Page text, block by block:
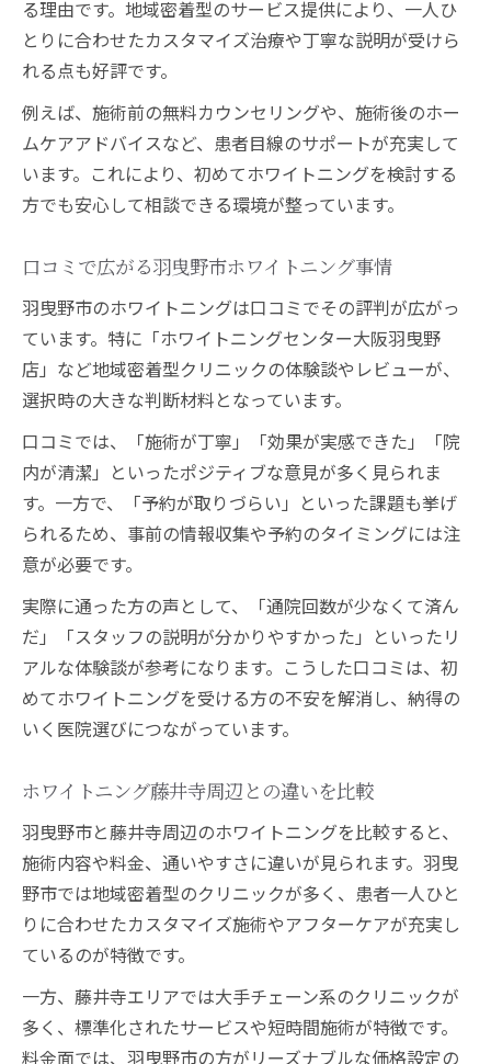
人気急上昇のホワイトニング効果を徹底検証
羽曳野市ホワイトニングの効果を徹底検証
ホワイトニングは何回で白くなる？実際の
効果
口コミに見る羽曳野市ホワイトニングの実
力
人気のホワイトニング施術法を比較解説
イント
失敗しないホワイトニング選びのポイント解説
行ってはいけない歯科医院の見極め方と注
意点
ホワイトニングで失敗しない選び方のコツ
羽曳野市で安心して受けられるホワイトニ
ング選択法
口コミでわかる信頼できるホワイトニング
医院
ホワイトニングの料金や説明の丁寧さもチ
ェック
羽曳野市のホワイトニング最新口コミ事情まと
め
羽曳野市のホワイトニング口コミ最新トレ
ンド
利用者の声から見るホワイトニング満足度
判まとめ
人気歯医者を口コミで比較したホワイトニ
ング事情
羽曳野市と藤井寺のホワイトニングレビュ
ー分析
る理由です。地域密着型のサービス提供により、一人ひ
とりに合わせたカスタマイズ治療や丁寧な説明が受けら
れる点も好評です。
例えば、施術前の無料カウンセリングや、施術後のホー
ムケアアドバイスなど、患者目線のサポートが充実して
います。これにより、初めてホワイトニングを検討する
方でも安心して相談できる環境が整っています。
口コミで広がる羽曳野市ホワイトニング事情
羽曳野市のホワイトニングは口コミでその評判が広がっ
ています。特に「ホワイトニングセンター大阪羽曳野
店」など地域密着型クリニックの体験談やレビューが、
選択時の大きな判断材料となっています。
口コミでは、「施術が丁寧」「効果が実感できた」「院
内が清潔」といったポジティブな意見が多く見られま
す。一方で、「予約が取りづらい」といった課題も挙げ
られるため、事前の情報収集や予約のタイミングには注
意が必要です。
実際に通った方の声として、「通院回数が少なくて済ん
だ」「スタッフの説明が分かりやすかった」といったリ
アルな体験談が参考になります。こうした口コミは、初
めてホワイトニングを受ける方の不安を解消し、納得の
いく医院選びにつながっています。
ホワイトニング藤井寺周辺との違いを比較
羽曳野市と藤井寺周辺のホワイトニングを比較すると、
施術内容や料金、通いやすさに違いが見られます。羽曳
野市では地域密着型のクリニックが多く、患者一人ひと
りに合わせたカスタマイズ施術やアフターケアが充実し
ているのが特徴です。
一方、藤井寺エリアでは大手チェーン系のクリニックが
多く、標準化されたサービスや短時間施術が特徴です。
料金面では、羽曳野市の方がリーズナブルな価格設定の